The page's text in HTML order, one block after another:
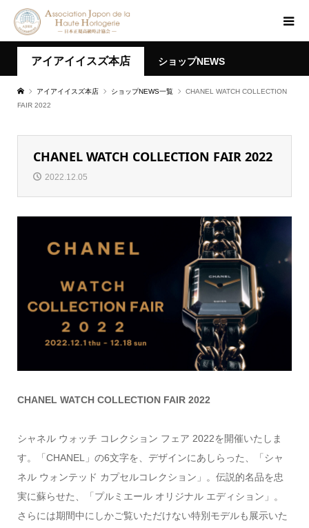
アイアイイスズ本店 ショップNEWS
アイアイイスズ本店 ショップNEWS一覧
CHANEL WATCH COLLECTION
FAIR 2022
CHANEL WATCH COLLECTION FAIR 2022
2022.12.05
CHANEL WATCH COLLECTION FAIR 2022
シャネル ウォッチ コレクション フェア 2022を開催いたしま
す。「CHANEL」の6文字を、デザインにあしらった、「シャ
ネル ウォンテッド カプセルコレクション」。伝説的名品を忠
実に蘇らせた、「プルミエール オリジナル エディション」。
さらには期間中にしかご覧いただけない特別モデルも展示いた